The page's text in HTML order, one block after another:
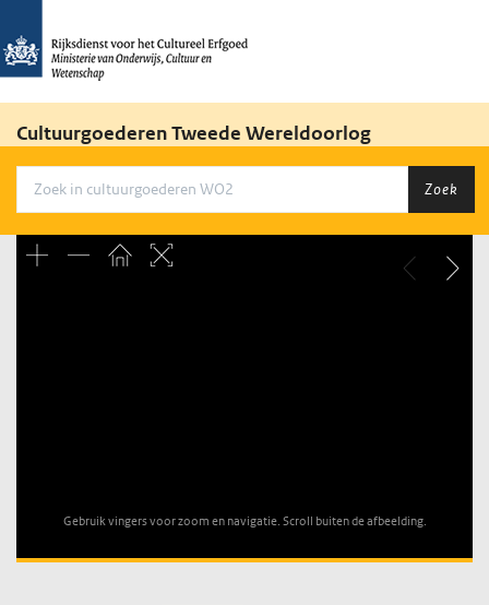
Cultuurgoederen Tweede Wereldoorlog
Zoek
Gebruik vingers voor zoom en navigatie. Scroll buiten de afbeelding.